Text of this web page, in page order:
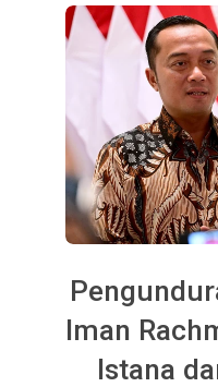
Iman
Istana